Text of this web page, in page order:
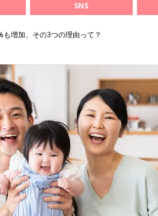
SNS
増加、その3つの理由って？